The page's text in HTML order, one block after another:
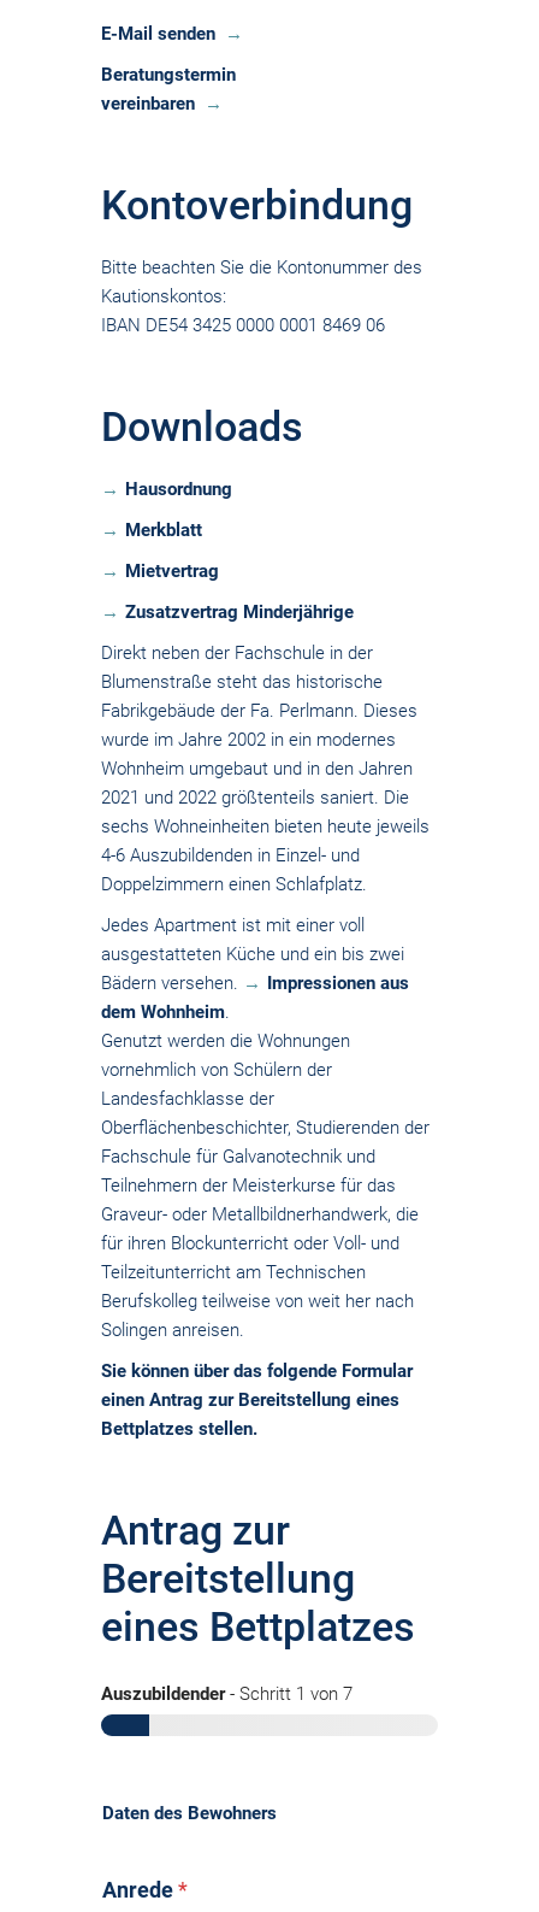
E-Mail senden
Beratungstermin
vereinbaren
Kontoverbindung
Bitte beachten Sie die Kontonummer des
Kautionskontos:
IBAN DE54 3425 0000 0001 8469 06
Downloads
Hausordnung
Merkblatt
Mietvertrag
Zusatzvertrag Minderjährige
Direkt neben der Fachschule in der
Blumenstraße steht das historische
Fabrikgebäude der Fa. Perlmann. Dieses
wurde im Jahre 2002 in ein modernes
Wohnheim umgebaut und in den Jahren
2021 und 2022 größtenteils saniert. Die
sechs Wohneinheiten bieten heute jeweils
4-6 Auszubildenden in Einzel- und
Doppelzimmern einen Schlafplatz.
Jedes Apartment ist mit einer voll
ausgestatteten Küche und ein bis zwei
Bädern versehen.
Impressionen aus
dem Wohnheim.
Genutzt werden die Wohnungen
vornehmlich von Schülern der
Landesfachklasse der
Oberflächenbeschichter, Studierenden der
Fachschule für Galvanotechnik und
Teilnehmern der Meisterkurse für das
Graveur- oder Metallbildnerhandwerk, die
für ihren Blockunterricht oder Voll- und
Teilzeitunterricht am Technischen
Berufskolleg teilweise von weit her nach
Solingen anreisen.
Sie können über das folgende Formular
einen Antrag zur Bereitstellung eines
Bettplatzes stellen.
Antrag zur
Bereitstellung
eines Bettplatzes
Auszubildender- Schritt 1 von 7
Daten des Bewohners
Anrede*